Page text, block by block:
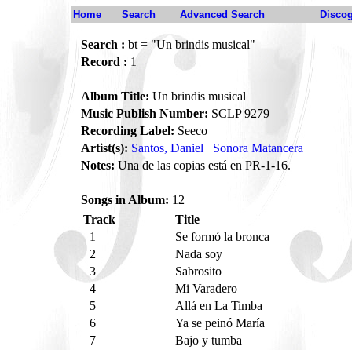
Home Search Advanced Search
Search : bt = "Un brindis musical"
Record : 1
Album Title: Un brindis musical
Music Publish Number: SCLP 9279
Recording Label: Seeco
Artist(s): Santos, Daniel
Sonora Matancera
Notes: Una de las copias está en PR-1-16.
Songs in Album: 12
Track
Title
1
Se formó la bronca
2
Nada soy
3
Sabrosito
4
Mi Varadero
5
Allá en La Timba
6
Ya se peinó María
7
Bajo y tumba